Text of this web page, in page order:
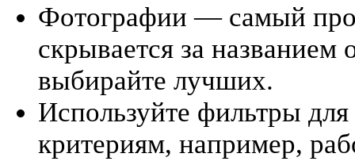
Фотографии — самый
скрывается за
выбирайте лучших.
Используйте фильтры
критериям, например,